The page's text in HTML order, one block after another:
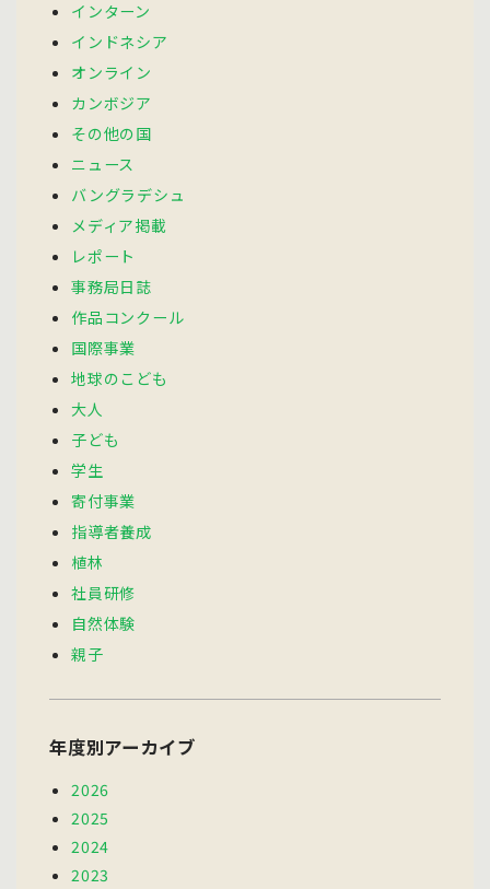
インターン
インドネシア
オンライン
カンボジア
その他の国
ニュース
バングラデシュ
メディア掲載
レポート
事務局日誌
作品コンクール
国際事業
地球のこども
大人
子ども
学生
寄付事業
指導者養成
植林
社員研修
自然体験
親子
年度別アーカイブ
2026
2025
2024
2023